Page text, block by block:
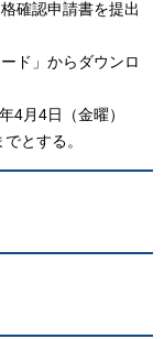
確認申請書を提出
ド」からダウンロ
4月4日（金曜）
とする。